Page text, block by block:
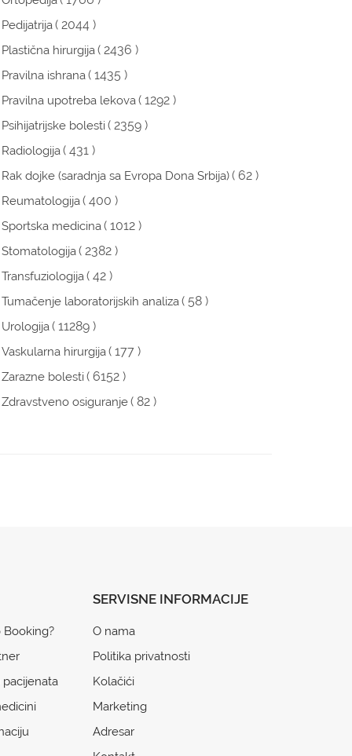
Pedijatrija( 2044 )
Plastična hirurgija( 2436 )
Pravilna ishrana( 1435 )
Pravilna upotreba lekova( 1292 )
Psihijatrijske bolesti( 2359 )
Radiologija( 431 )
Rak dojke (saradnja sa Evropa Dona Srbija)( 62 )
Reumatologija( 400 )
Sportska medicina( 1012 )
Stomatologija( 2382 )
Transfuziologija( 42 )
Tumačenje laboratorijskih analiza( 58 )
Urologija( 11289 )
Vaskularna hirurgija( 177 )
Zarazne bolesti( 6152 )
Zdravstveno osiguranje( 82 )
Booking?
pacijenata
SERVISNE INFORMACIJE
O nama
Politika privatnosti
Kolačići
Marketing
Adresar